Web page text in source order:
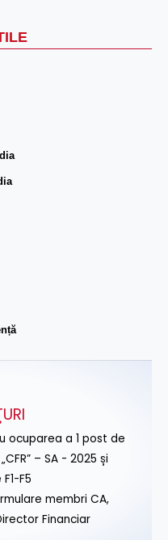
ocuparea a 1 post de
– SA - 2025 și
F5
membri CA,
Financiar